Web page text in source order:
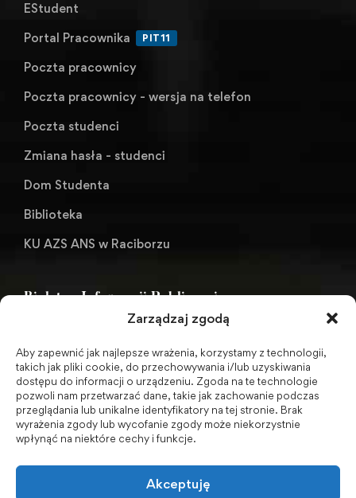
Zarządzaj zgodą
Aby zapewnić jak najlepsze wrażenia, korzystamy z technologii,
takich jak pliki cookie, do przechowywania i/lub uzyskiwania
dostępu do informacji o urządzeniu. Zgoda na te technologie
pozwoli nam przetwarzać dane, takie jak zachowanie podczas
przeglądania lub unikalne identyfikatory na tej stronie. Brak
wyrażenia zgody lub wycofanie zgody może niekorzystnie
wpłynąć na niektóre cechy i funkcje.
Akceptuję
EStudent
Portal Pracownika
PIT11
Poczta pracownicy
Poczta pracownicy - wersja na telefon
Poczta studenci
Zmiana hasła - studenci
Dom Studenta
Biblioteka
KU AZS ANS w Raciborzu
Biuletyn Informacji Publicznej
BIP - Biuletyn Informacji Publicznej PWSZ -
archiwum
Social Media